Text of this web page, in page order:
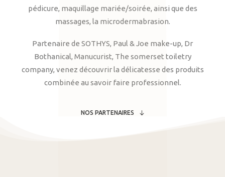
pédicure, maquillage mariée/soirée, ainsi que des
massages, la microdermabrasion.
Partenaire de SOTHYS, Paul & Joe make-up, Dr
Bothanical, Manucurist, The somerset toiletry
company, venez découvrir la délicatesse des produits
combinée au savoir faire professionnel.
NOS PARTENAIRES